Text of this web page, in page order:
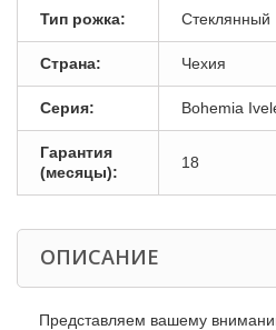
Тип рожка: Стеклянный
Страна: Чехия
Серия: Bohemia
Гарантия
(месяцы):
18
ОПИСАНИЕ
Представляем вашему